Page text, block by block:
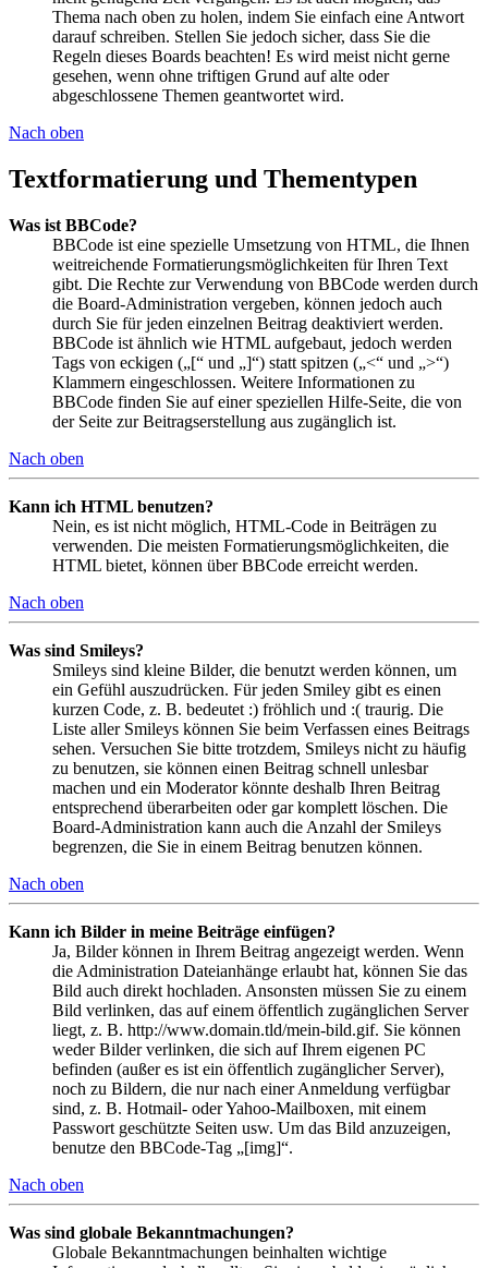
Thema nach oben zu holen, indem Sie einfach eine Antwort
darauf schreiben. Stellen Sie jedoch sicher, dass Sie die
Regeln dieses Boards beachten! Es wird meist nicht gerne
gesehen, wenn ohne triftigen Grund auf alte oder
abgeschlossene Themen geantwortet wird.
Nach oben
Textformatierung und Thementypen
Was ist BBCode?
BBCode ist eine spezielle Umsetzung von HTML, die Ihnen
weitreichende Formatierungsmöglichkeiten für Ihren Text
gibt. Die Rechte zur Verwendung von BBCode werden durch
die Board-Administration vergeben, können jedoch auch
durch Sie für jeden einzelnen Beitrag deaktiviert werden.
BBCode ist ähnlich wie HTML aufgebaut, jedoch werden
Tags von eckigen („[“ und „]“) statt spitzen („<“ und „>“)
Klammern eingeschlossen. Weitere Informationen zu
BBCode finden Sie auf einer speziellen Hilfe-Seite, die von
der Seite zur Beitragserstellung aus zugänglich ist.
Nach oben
Kann ich HTML benutzen?
Nein, es ist nicht möglich, HTML-Code in Beiträgen zu
verwenden. Die meisten Formatierungsmöglichkeiten, die
HTML bietet, können über BBCode erreicht werden.
Nach oben
Was sind Smileys?
Smileys sind kleine Bilder, die benutzt werden können, um
ein Gefühl auszudrücken. Für jeden Smiley gibt es einen
kurzen Code, z. B. bedeutet :) fröhlich und :( traurig. Die
Liste aller Smileys können Sie beim Verfassen eines Beitrags
sehen. Versuchen Sie bitte trotzdem, Smileys nicht zu häufig
zu benutzen, sie können einen Beitrag schnell unlesbar
machen und ein Moderator könnte deshalb Ihren Beitrag
entsprechend überarbeiten oder gar komplett löschen. Die
Board-Administration kann auch die Anzahl der Smileys
begrenzen, die Sie in einem Beitrag benutzen können.
Nach oben
Kann ich Bilder in meine Beiträge einfügen?
Ja, Bilder können in Ihrem Beitrag angezeigt werden. Wenn
die Administration Dateianhänge erlaubt hat, können Sie das
Bild auch direkt hochladen. Ansonsten müssen Sie zu einem
Bild verlinken, das auf einem öffentlich zugänglichen Server
liegt, z. B. http://www.domain.tld/mein-bild.gif. Sie können
weder Bilder verlinken, die sich auf Ihrem eigenen PC
befinden (außer es ist ein öffentlich zugänglicher Server),
noch zu Bildern, die nur nach einer Anmeldung verfügbar
sind, z. B. Hotmail- oder Yahoo-Mailboxen, mit einem
Passwort geschützte Seiten usw. Um das Bild anzuzeigen,
benutze den BBCode-Tag „[img]“.
Nach oben
Was sind globale Bekanntmachungen?
Globale Bekanntmachungen beinhalten wichtige